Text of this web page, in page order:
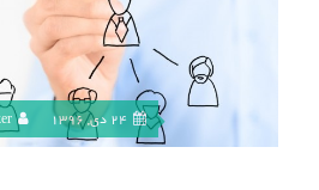
24 دی, 1396